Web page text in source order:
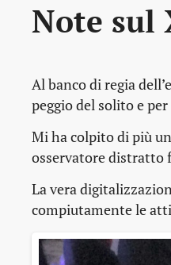
Note sul
Al banco di regia
peggio del solito e
Mi ha colpito di più
osservatore distratto
La vera
compiutamente le